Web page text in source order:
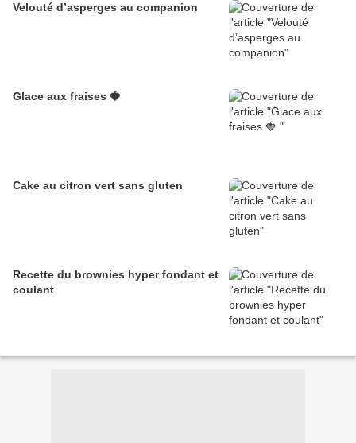
Velouté d’asperges au companion
Glace aux fraises 🍓
Cake au citron vert sans gluten
Recette du brownies hyper fondant et
coulant